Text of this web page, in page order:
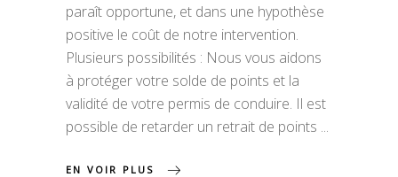
paraît opportune, et dans une hypothèse
positive le coût de notre intervention.
Plusieurs possibilités : Nous vous aidons
à protéger votre solde de points et la
validité de votre permis de conduire. Il est
possible de retarder un retrait de points
EN VOIR PLUS